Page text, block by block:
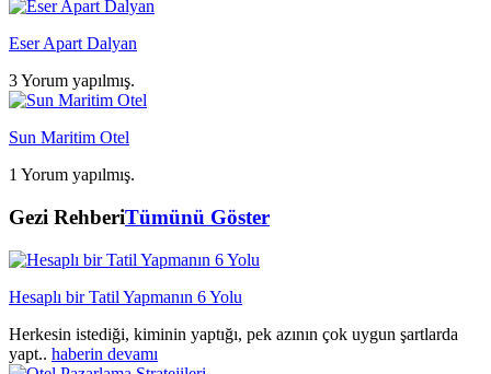
Eser Apart Dalyan
3 Yorum yapılmış.
Sun Maritim Otel
1 Yorum yapılmış.
Gezi RehberiTümünü Göster
Hesaplı bir Tatil Yapmanın 6 Yolu
Herkesin istediği, kiminin yaptığı, pek azının çok uygun şartlarda
yapt.. haberin devamı